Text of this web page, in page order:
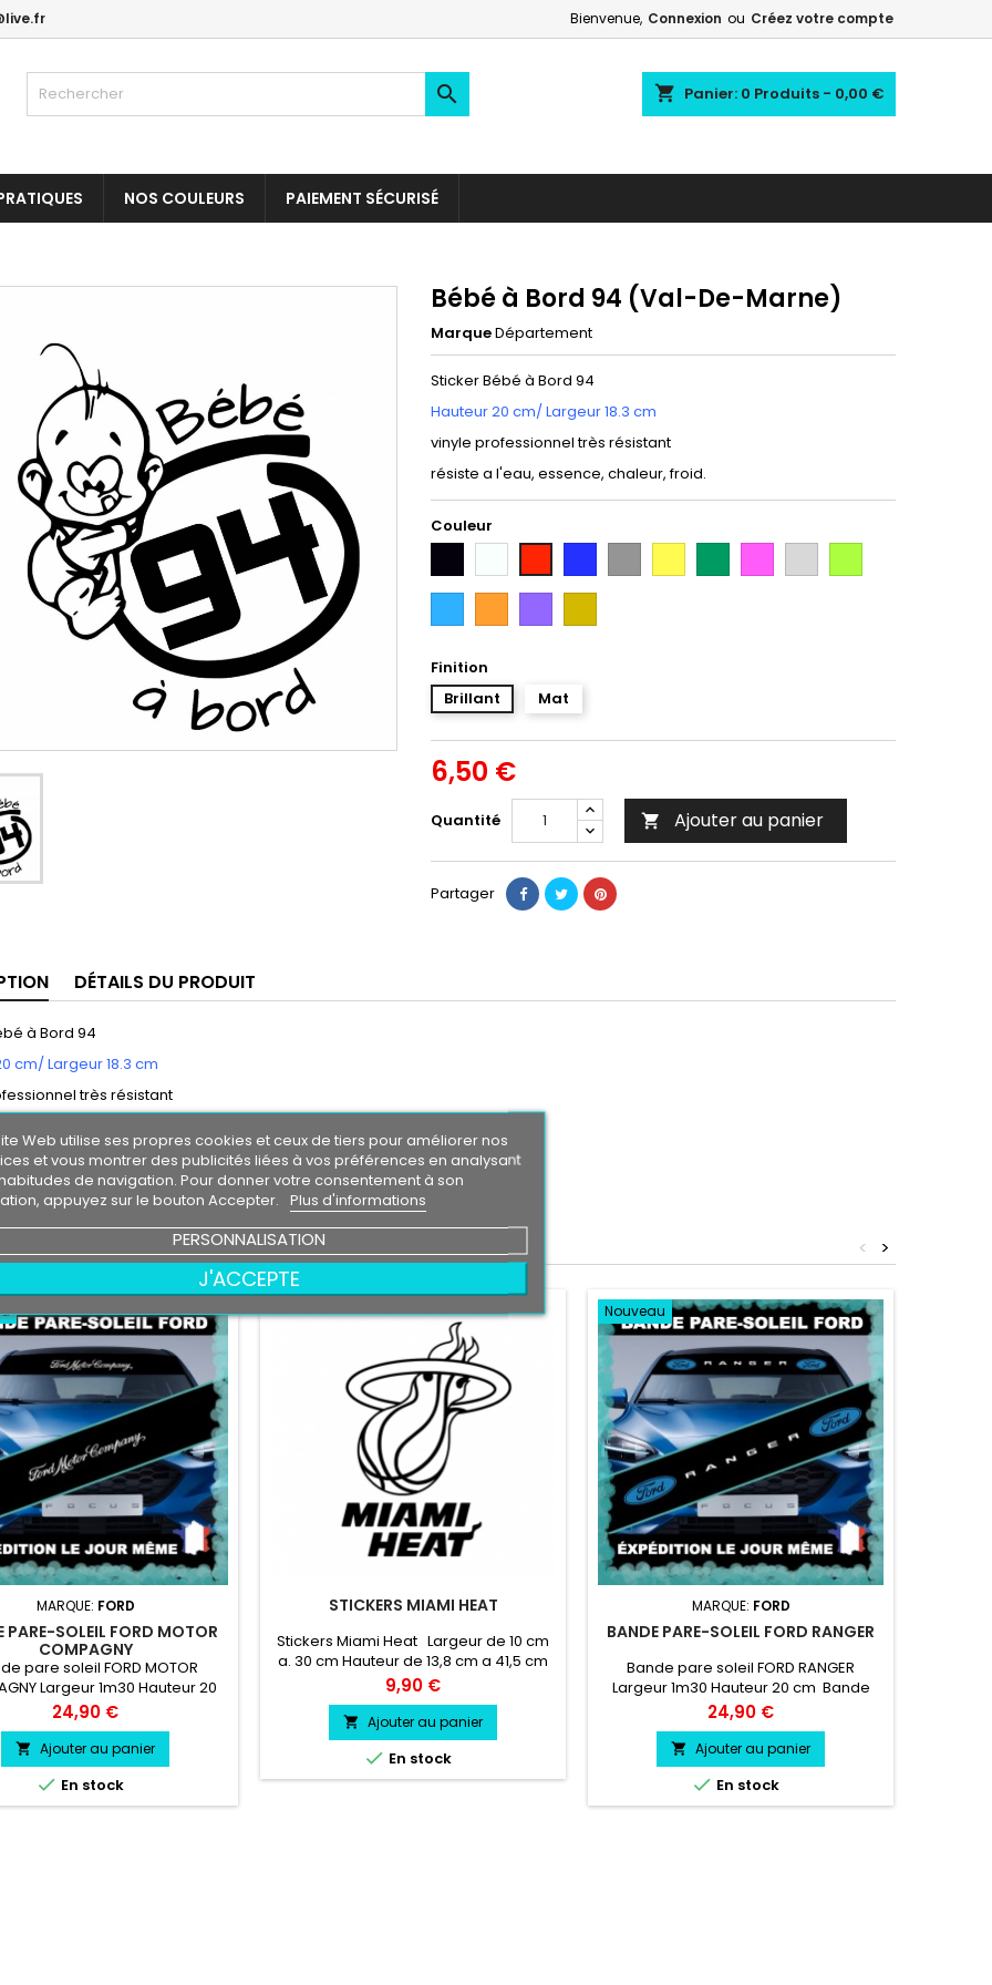
Bienvenue, Connexion ou Créez votre compte
shopping_cart Panier: 0 Produits - 0,00 €

NOS COULEURS PAIEMENT SÉCURISÉ
Bébé à Bord 94 (Val-De-Marne)
MarqueDépartement
Sticker Bébé à Bord 94
Hauteur 20 cm/ Largeur 18.3 cm
vinyle professionnel très résistant
résiste a l'eau, essence, chaleur, froid.
Couleur
ArgentCitron
Intense
Finition
Brillant
Mat
6,50 €
Quantité  Ajouter au panier
Partager
DÉTAILS DU PRODUIT
à Bord 94
cm/ Largeur 18.3 cm
très résistant
essence, chaleur, froid.
entre 3 et 5 ans environ.
livré directement sur papier transfert.
de fond , la couleur de fond représente votre support de pose.
PRODUITS DANS LA MÊME CATÉGORIE : >
<
MARQUE: FORD
PARE-SOLEIL FORD MOTOR
COMPAGNY
pare soleil FORD MOTOR
Largeur 1m30 Hauteur 20
Pare soleil couleur au choix
MOTOR COMPAGNY couleur
au choix
Prix
24,90 €
 Ajouter au panier
 En stock
STICKERS MIAMI HEAT
Stickers Miami Heat Largeur de 10 cm
a. 30 cm Hauteur de 13,8 cm a 41,5 cm
Prix
9,90 €
 Ajouter au panier
 En stock
Nouveau
MARQUE: FORD
BANDE PARE-SOLEIL FORD RANGER
Bande pare soleil FORD RANGER
Largeur 1m30 Hauteur 20 cm Bande
Pare soleil couleur au choix Logo FORD
RANGER couleur au choix
Prix
24,90 €
 Ajouter au panier
 En stock
Web utilise ses propres cookies et ceux de tiers pour améliorer nos
et vous montrer des publicités liées à vos préférences en analysant
de navigation. Pour donner votre consentement à son
appuyez sur le bouton Accepter. Plus d'informations
PERSONNALISATION
J'ACCEPTE